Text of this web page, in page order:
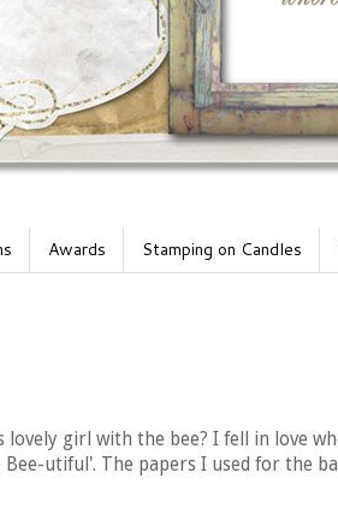
Awards Stamping on Candles
lovely girl with the bee? I fell in love
Bee-utiful'. The papers I used for the